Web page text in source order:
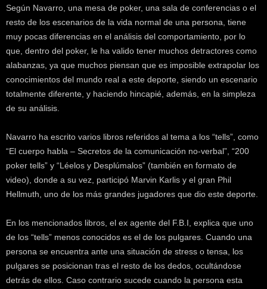
Según Navarro, una mesa de poker, una sala de conferencias o el
resto de los escenarios de la vida normal de una persona, tiene
muy pocas diferencias en el análisis del comportamiento, por lo
que, dentro del poker, le ha valido tener muchos detractores como
alabanzas, ya que muchos piensan que es imposible extrapolar los
conocimientos del mundo real a este deporte, siendo un escenario
totalmente diferente, y haciendo hincapié, además, en la simpleza
de su análisis.
Navarro ha escrito varios libros referidos al tema a los “tells”, como
“El cuerpo habla – Secretos de la comunicación no-verbal”, “200
poker tells” y “Léelos y Desplúmalos” (también en formato de
video), donde a su vez, participó Marvin Karlis y el gran Phil
Hellmuth, uno de los más grandes jugadores que dio este deporte.
En los mencionados libros, el ex agente del F.B.I, explica que uno
de los “tells” menos conocidos es el de los pulgares. Cuando una
persona se encuentra ante una situación de stress o tensa, los
pulgares se posicionan tras el resto de los dedos, ocultándose
detrás de ellos. Caso contrario sucede cuando la persona esta